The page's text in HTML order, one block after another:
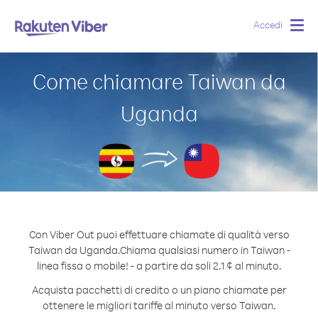
Accedi
Come chiamare Taiwan da
Uganda
Con Viber Out puoi effettuare chiamate di qualità verso
Taiwan da Uganda.Chiama qualsiasi numero in Taiwan -
linea fissa o mobile! - a partire da soli 2.1 ¢ al minuto.
Acquista pacchetti di credito o un piano chiamate per
ottenere le migliori tariffe al minuto verso Taiwan.